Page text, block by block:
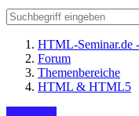
HTML-Seminar.de
Forum
Themenbereiche
HTML & HTML5